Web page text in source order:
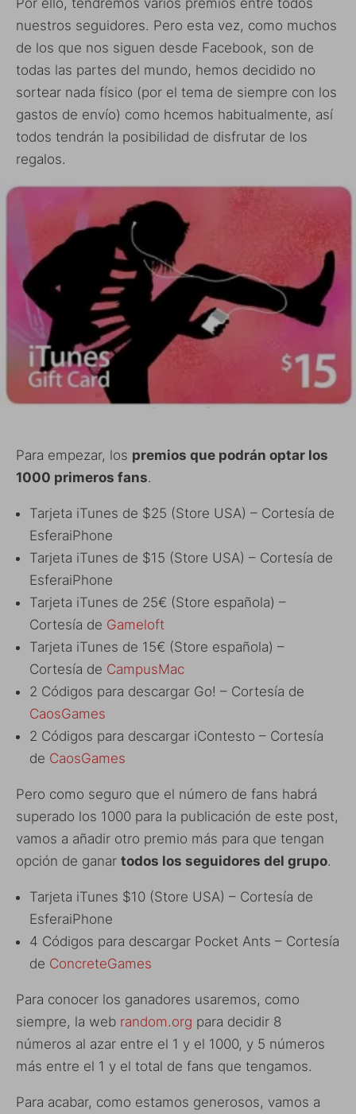
Por ello, tendremos varios premios entre todos
nuestros seguidores. Pero esta vez, como muchos
de los que nos siguen desde Facebook, son de
todas las partes del mundo, hemos decidido no
sortear nada físico (por el tema de siempre con los
gastos de envío) como hcemos habitualmente, así
todos tendrán la posibilidad de disfrutar de los
regalos.
Para empezar, los premios que podrán optar los
1000 primeros fans.
Tarjeta iTunes de $25 (Store USA) – Cortesía de
EsferaiPhone
Tarjeta iTunes de $15 (Store USA) – Cortesía de
EsferaiPhone
Tarjeta iTunes de 25€ (Store española) –
Cortesía de Gameloft
Tarjeta iTunes de 15€ (Store española) –
Cortesía de CampusMac
2 Códigos para descargar Go! – Cortesía de
CaosGames
2 Códigos para descargar iContesto – Cortesía
de CaosGames
Pero como seguro que el número de fans habrá
superado los 1000 para la publicación de este post,
vamos a añadir otro premio más para que tengan
opción de ganar todos los seguidores del grupo.
Tarjeta iTunes $10 (Store USA) – Cortesía de
EsferaiPhone
4 Códigos para descargar Pocket Ants – Cortesía
de ConcreteGames
Para conocer los ganadores usaremos, como
siempre, la web random.org para decidir 8
números al azar entre el 1 y el 1000, y 5 números
más entre el 1 y el total de fans que tengamos.
Para acabar, como estamos generosos, vamos a